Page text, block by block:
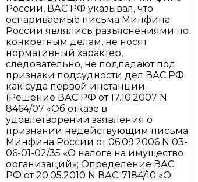
России, ВАС РФ указывал, что
оспариваемые письма Минфина
России являлись разъяснениями по
конкретным делам, не носят
нормативный характер,
следовательно, не подпадают под
признаки подсудности дел ВАС РФ
как суда первой инстанции.
(Решение ВАС РФ от 17.10.2007 N
8464/07 «Об отказе в
удовлетворении заявления о
признании недействующим письма
Минфина России от 06.09.2006 N 03-
06-01-02/35 «О налоге на имущество
организаций»; Определение ВАС
РФ от 20.05.2010 N ВАС-7184/10 «О